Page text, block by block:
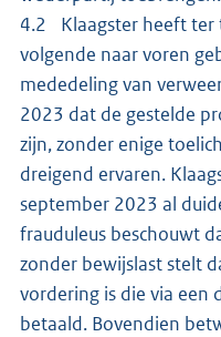
4.2 Klaagster heeft ter
volgende naar voren
mededeling van
2023 dat de gestelde
zijn, zonder enige
dreigend ervaren.
september 2023 al
frauduleus beschouwt
zonder bewijslast stelt
vordering is die via een
betaald. Bovendien